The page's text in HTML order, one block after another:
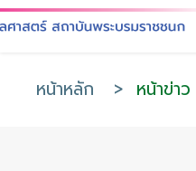
หน้าหลัก > หน้าข่าว